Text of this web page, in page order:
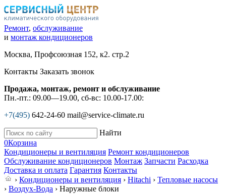
Ремонт, обслуживание
и монтаж кондиционеров
Москва, Профсоюзная 152, к2. стр.2
Контакты Заказать звонок
Продажа, монтаж, ремонт и обслуживание
Пн.-пт.: 09.00—19.00, сб-вс: 10.00-17.00:
+7(495) 642-24-60 mail@service-climate.ru
Найти
0Корзина
Кондиционеры и вентиляция Ремонт кондиционеров
Обслуживание кондиционеров Монтаж Запчасти Расходка
Доставка и оплата Гарантия Контакты
› Кондиционеры и вентиляция › Hitachi › Тепловые насосы
› Воздух-Вода › Наружные блоки